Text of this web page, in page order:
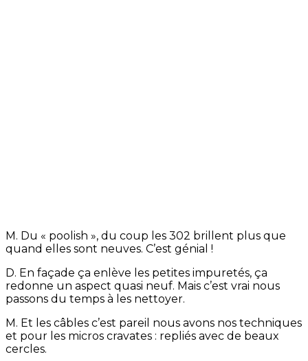
M. Du « poolish », du coup les 302 brillent plus que
quand elles sont neuves. C’est génial !
D. En façade ça enlève les petites impuretés, ça
redonne un aspect quasi neuf. Mais c’est vrai nous
passons du temps à les nettoyer.
M. Et les câbles c’est pareil nous avons nos techniques
et pour les micros cravates : repliés avec de beaux
cercles.